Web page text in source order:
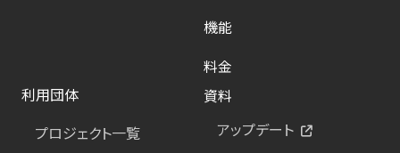
機能
料金
利用団体
プロジェクト一覧
資料
アップデート